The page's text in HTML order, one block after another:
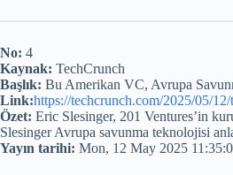
No: 4
Kaynak: TechCrunch
Başlık: Bu Amerikan VC, Avrupa
Link:https://techcrunch.com/2025/05/
Özet: Eric Slesinger, 201 Ventures’in
Slesinger Avrupa savunma teknolojisi
Yayın tarihi: Mon, 12 May 2025